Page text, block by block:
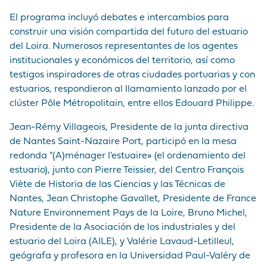
El programa incluyó debates e intercambios para
construir una visión compartida del futuro del estuario
del Loira. Numerosos representantes de los agentes
institucionales y económicos del territorio, así como
testigos inspiradores de otras ciudades portuarias y con
estuarios, respondieron al llamamiento lanzado por el
clúster Pôle Métropolitain, entre ellos Edouard Philippe.
Jean-Rémy Villageois, Presidente de la junta directiva
de Nantes Saint-Nazaire Port, participó en la mesa
redonda "(A)ménager l'estuaire» (el ordenamiento del
estuario), junto con Pierre Teissier, del Centro François
Viète de Historia de las Ciencias y las Técnicas de
Nantes, Jean Christophe Gavallet, Presidente de France
Nature Environnement Pays de la Loire, Bruno Michel,
Presidente de la Asociación de los industriales y del
estuario del Loira (AILE), y Valérie Lavaud-Letilleul,
geógrafa y profesora en la Universidad Paul-Valéry de
MERCADOS
PÚBLICOS